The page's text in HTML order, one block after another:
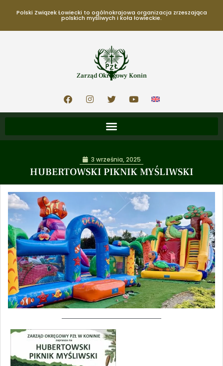
Polski Związek Łowiecki to ogólnokrajowa organizacja zrzeszająca
polskich myśliwych i koła łowieckie.
Zarząd Okręgowy Konin
HUBERTOWSKI PIKNIK MYŚLIWSKI
3 września, 2025